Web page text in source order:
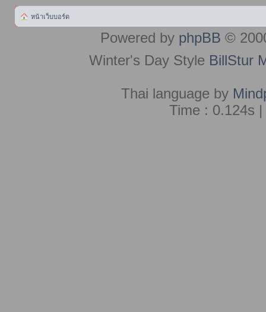
หน้าเว็บบอร์ด
Powered by phpBB ©
Winter's Day Style BillStur
Thai language by
Time : 0.124s